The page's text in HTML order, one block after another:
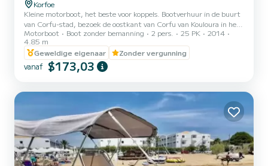
Korfoe
Kleine motorboot, het beste voor koppels. Bootverhuur in de buurt
van Corfu-stad, bezoek de oostkant van Corfu van Kouloura in het
noorden tot Benitses in het zuiden. Wees een kapitein voor een dag.
Motorboot Boot zonder bemanning 2 pers. 25 PK
2014
4.85 m
Geweldige eigenaar
Zonder vergunning
vanaf $173,03